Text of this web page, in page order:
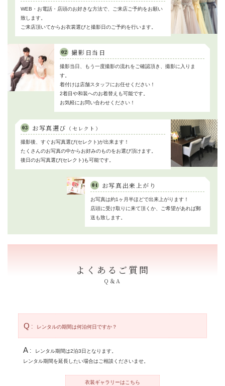
WEB・お電話・店頭のお好きな方法で、ご来店ご予約をお願い
致します。
ご来店頂いてからお衣裳選びと撮影日のご予約を行います。
撮影日当日
撮影当日、もう一度撮影の流れをご確認頂き、撮影に入りま
す。
着付けは店舗スタッフにお任せください！
2着目や和装へのお着替えも可能です。
お気軽にお問い合わせください！
お写真選び （セレクト）
撮影後、すぐお写真選び(セレクト)が出来ます！
たくさんのお写真の中からお好みのものをお選び頂けます。
後日のお写真選び(セレクト)も可能です。
お写真出来上がり
お写真は約1ヶ月半ほどで出来上がります！
店頭に受け取りに来て頂くか、ご希望があれば郵
送も致します。
よくあるご質問
Q＆A
レンタルの期間は何泊何日ですか？
レンタル期間は2泊3日となります。
レンタル期間を延長したい場合はご相談くださいませ。
衣装ギャラリーはこちら